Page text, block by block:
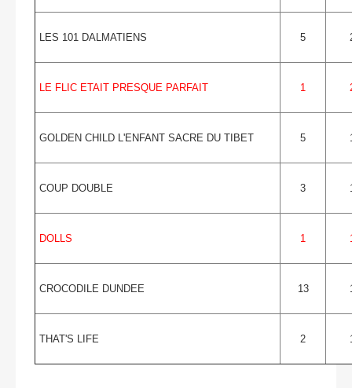
LES 101 DALMATIENS 5
LE FLIC ETAIT PRESQUE PARFAIT 1
GOLDEN CHILD L'ENFANT SACRE DU TIBET 5
COUP DOUBLE 3
DOLLS 1
CROCODILE DUNDEE 13
THAT'S LIFE 2